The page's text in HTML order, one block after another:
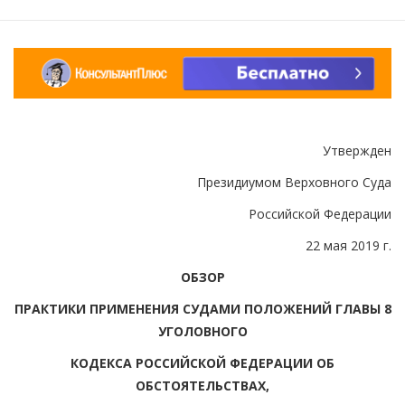
Утвержден
Президиумом Верховного Суда
Российской Федерации
22 мая 2019 г.
ОБЗОР
ПРАКТИКИ ПРИМЕНЕНИЯ СУДАМИ ПОЛОЖЕНИЙ ГЛАВЫ 8
УГОЛОВНОГО
КОДЕКСА РОССИЙСКОЙ ФЕДЕРАЦИИ ОБ
ОБСТОЯТЕЛЬСТВАХ,